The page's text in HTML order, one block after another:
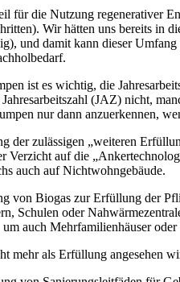
für die Nutzung regenerativer
Wir hätten uns bereits in
und damit kann dieser
ist es wichtig, die
Jahresarbeitszahl (JAZ) nicht,
nur dann anzuerkennen,
der zulässigen „weiteren
Verzicht auf die
auch auf Nichtwohngebäude.
von Biogas zur Erfüllung der
Schulen oder
um auch Mehrfamilienhäuser
mehr als Erfüllung angesehen